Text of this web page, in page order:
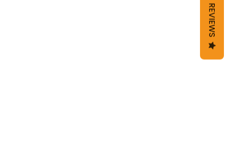
REVIEWS